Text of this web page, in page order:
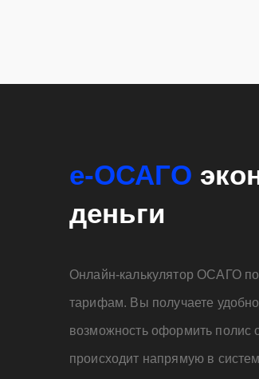
е-ОСАГО
деньги
Онлайн-калькулятор ОСАГО
тарифам. Вы получаете
возможность оформить полис
происходит напрямую в